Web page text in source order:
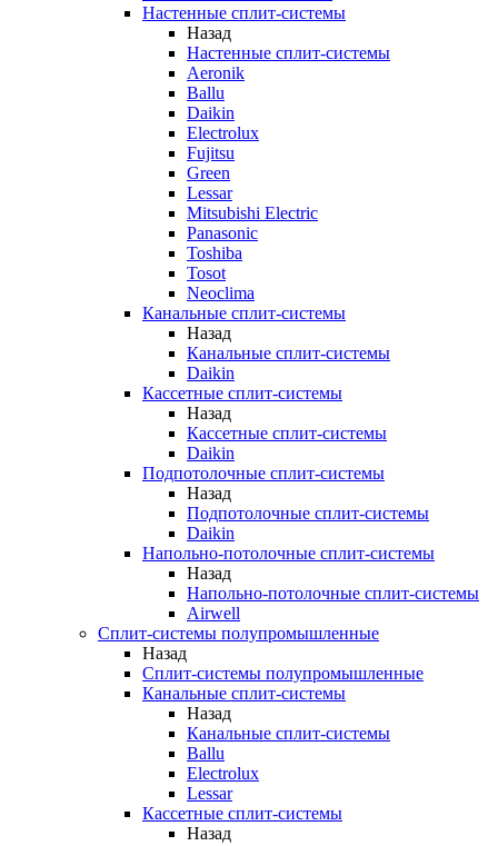
Настенные сплит-системы
Назад
Настенные сплит-системы
Aeronik
Ballu
Daikin
Electrolux
Fujitsu
Green
Lessar
Mitsubishi Electric
Panasonic
Toshiba
Tosot
Neoclima
Канальные сплит-системы
Назад
Канальные сплит-системы
Daikin
Кассетные сплит-системы
Назад
Кассетные сплит-системы
Daikin
Подпотолочные сплит-системы
Назад
Подпотолочные сплит-системы
Daikin
Напольно-потолочные сплит-системы
Назад
Напольно-потолочные сплит-системы
Airwell
Сплит-системы полупромышленные
Назад
Сплит-системы полупромышленные
Канальные сплит-системы
Назад
Канальные сплит-системы
Ballu
Electrolux
Lessar
Кассетные сплит-системы
Назад